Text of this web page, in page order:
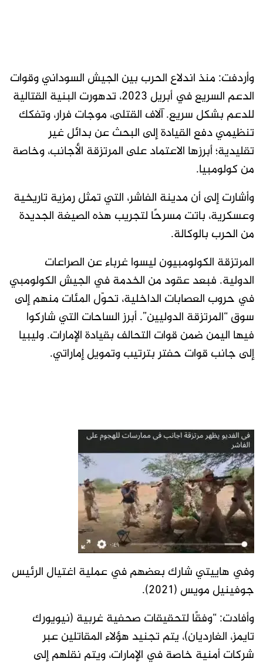
وأردفت: منذ اندلاع الحرب بين الجيش السوداني وقوات
الدعم السريع في أبريل 2023، تدهورت البنية القتالية
للدعم بشكل سريع. آلاف القتلى، موجات فرار، وتفكك
تنظيمي دفع القيادة إلى البحث عن بدائل غير
تقليدية؛ أبرزها الاعتماد على المرتزقة الأجانب، وخاصة
من كولومبيا.
وأشارت إلى أن مدينة الفاشر، التي تمثل رمزية تاريخية
وعسكرية، باتت مسرحًا لتجريب هذه الصيغة الجديدة
من الحرب بالوكالة.
المرتزقة الكولومبيون ليسوا غرباء عن الصراعات
الدولية. فبعد عقود من الخدمة في الجيش الكولومبي
في حروب العصابات الداخلية، تحوّل المئات منهم إلى
سوق “المرتزقة الدوليين”. أبرز الساحات التي شاركوا
فيها اليمن ضمن قوات التحالف بقيادة الإمارات. وليبيا
إلى جانب قوات حفتر بترتيب وتمويل إماراتي.
وفي هاييتي شارك بعضهم في عملية اغتيال الرئيس
جوفينيل مويس (2021).
وأفادت: “وفقًا لتحقيقات صحفية غربية (نيويورك
تايمز، الغارديان)، يتم تجنيد هؤلاء المقاتلين عبر
شركات أمنية خاصة في الإمارات، ويتم نقلهم إلى